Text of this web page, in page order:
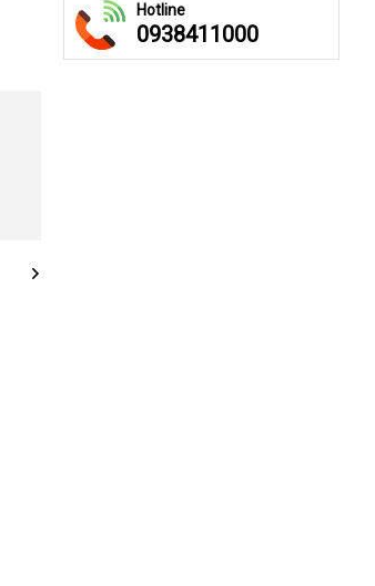
Hotline
0938411000